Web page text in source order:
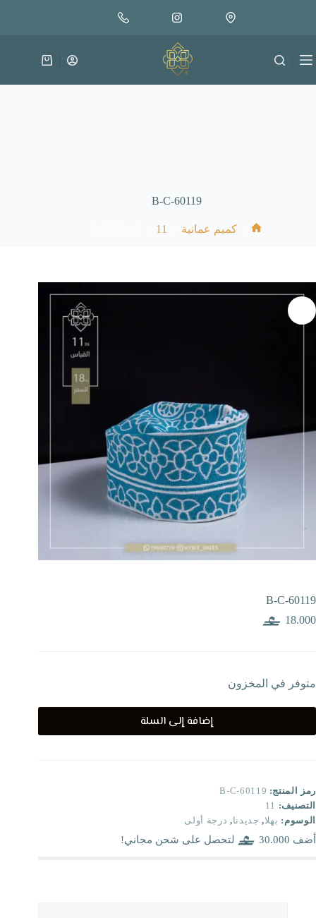
متوفر في المخزون
إضافة إلى السلة
عربة
B-C-60119
كميم عمانية 11
B-C-60119
18.000
متوفر في المخزون
إضافة إلى السلة
رمز المنتج: B-C-60119
التصنيف: 11
الوسوم: بهلا, جديدنا, درجة أولى
أضف 30.000 لتحصل على شحن مجاني!